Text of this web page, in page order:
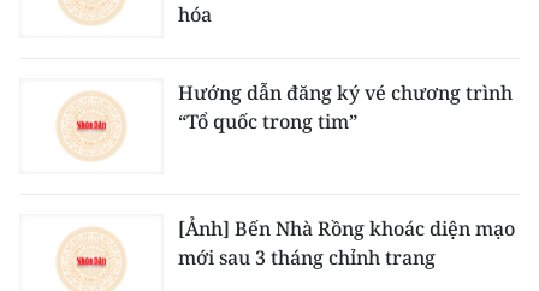
hóa
Hướng dẫn đăng ký vé chương trình
“Tổ quốc trong tim”
[Ảnh] Bến Nhà Rồng khoác diện mạo
mới sau 3 tháng chỉnh trang